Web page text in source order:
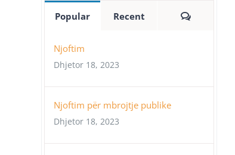
Popular Recent
Njoftim
Dhjetor 18, 2023
Njoftim për mbrojtje publike
Dhjetor 18, 2023